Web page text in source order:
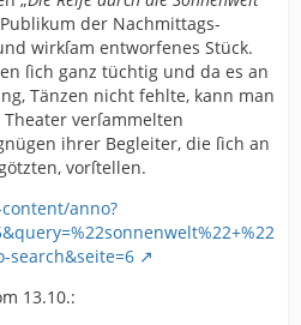
der Nachmittags-
wirkſam entworfenes Stück.
ſich ganz tüchtig und da es an
Tänzen nicht fehlte, kann man
verſammelten
ihrer Begleiter, die ſich an
vorſtellen.
anno?
search&seite=6
13.10.: